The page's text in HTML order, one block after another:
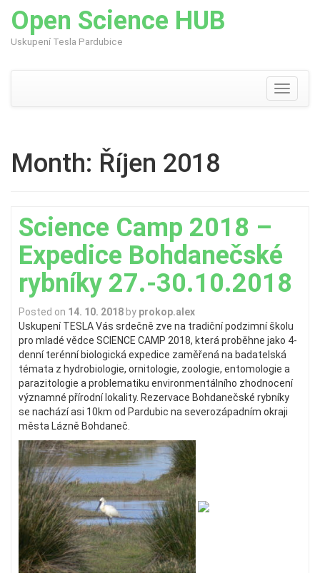
Open Science HUB
Uskupení Tesla Pardubice
Toggle
Month: Říjen 2018
Science Camp 2018 –
Expedice Bohdanečské
rybníky 27.-30.10.2018
Posted on 14. 10. 2018 by prokop.alex
Uskupení TESLA Vás srdečně zve na tradiční podzimní školu
pro mladé vědce SCIENCE CAMP 2018, která proběhne jako 4-
denní terénní biologická expedice zaměřená na badatelská
témata z hydrobiologie, ornitologie, zoologie, entomologie a
parazitologie a problematiku environmentálního zhodnocení
významné přírodní lokality. Rezervace Bohdanečské rybníky
se nachází asi 10km od Pardubic na severozápadním okraji
města Lázně Bohdaneč.